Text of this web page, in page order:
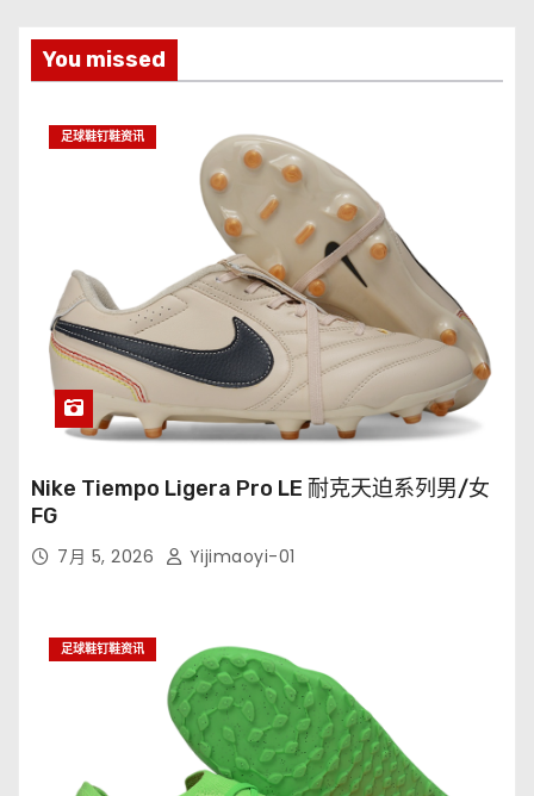
You missed
足球鞋钉鞋资讯
Nike Tiempo Ligera Pro LE 耐克天迫系列男/女
FG
7月 5, 2026 Yijimaoyi-01
足球鞋钉鞋资讯